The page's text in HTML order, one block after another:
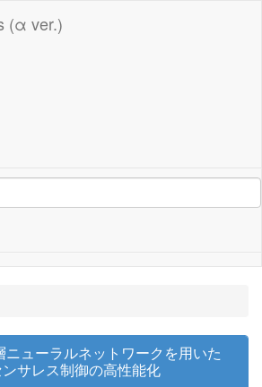
(α ver.)
ニューラルネットワークを用いた
サレス制御の高性能化